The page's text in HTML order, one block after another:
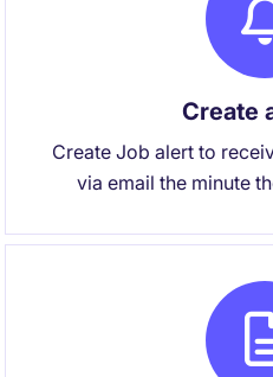
Create
Create Job alert to
via email the minute